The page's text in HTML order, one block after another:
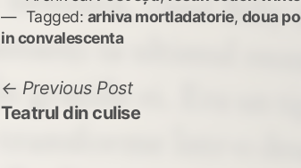
Tagged: arhiva mortladatorie, doua
in convalescenta
Navigare
în
Previous PostPrevious
post:
Teatrul din culise